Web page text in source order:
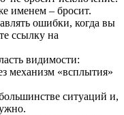
именем – бросит.
ошибки, когда вы
ссылку на
видимости:
механизм «всплытия»
ситуаций и,